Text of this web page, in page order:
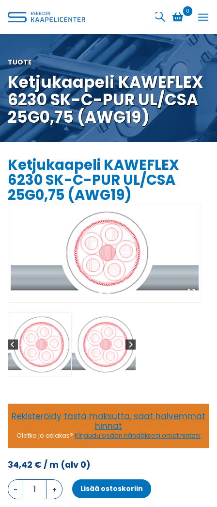
sisältöön
0
TUOTE
Ketjukaapeli KAWEFLEX
6230 SK-C-PUR UL/CSA
25G0,75 (AWG19)
Ketjukaapeli KAWEFLEX
6230 SK-C-PUR UL/CSA
25G0,75 (AWG19)
Rekisteröidy tästä maksutta, saat halvemmat
hinnat
Oletko jo asiakas? Kirjaudu sisään nähdäksesi omat hintasi
34,42 €/ m (alv 0)
Ketjukaapeli
KAWEFLEX
Lisää ostoskoriin